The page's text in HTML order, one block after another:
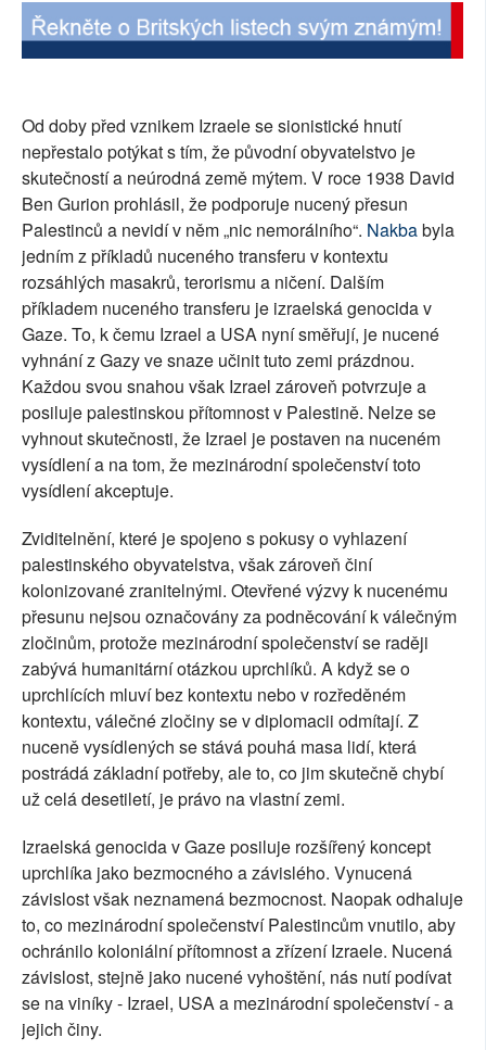
Od doby před vznikem Izraele se sionistické hnutí
nepřestalo potýkat s tím, že původní obyvatelstvo je
skutečností a neúrodná země mýtem. V roce 1938 David
Ben Gurion prohlásil, že podporuje nucený přesun
Palestinců a nevidí v něm „nic nemorálního“. Nakbabyla
jedním z příkladů nuceného transferu v kontextu
rozsáhlých masakrů, terorismu a ničení. Dalším
příkladem nuceného transferu je izraelská genocida v
Gaze. To, k čemu Izrael a USA nyní směřují, je nucené
vyhnání z Gazy ve snaze učinit tuto zemi prázdnou.
Každou svou snahou však Izrael zároveň potvrzuje a
posiluje palestinskou přítomnost v Palestině. Nelze se
vyhnout skutečnosti, že Izrael je postaven na nuceném
vysídlení a na tom, že mezinárodní společenství toto
vysídlení akceptuje.
Zviditelnění, které je spojeno s pokusy o vyhlazení
palestinského obyvatelstva, však zároveň činí
kolonizované zranitelnými. Otevřené výzvy k nucenému
přesunu nejsou označovány za podněcování k válečným
zločinům, protože mezinárodní společenství se raději
zabývá humanitární otázkou uprchlíků. A když se o
uprchlících mluví bez kontextu nebo v rozředěném
kontextu, válečné zločiny se v diplomacii odmítají. Z
nuceně vysídlených se stává pouhá masa lidí, která
postrádá základní potřeby, ale to, co jim skutečně chybí
už celá desetiletí, je právo na vlastní zemi.
Izraelská genocida v Gaze posiluje rozšířený koncept
uprchlíka jako bezmocného a závislého. Vynucená
závislost však neznamená bezmocnost. Naopak odhaluje
to, co mezinárodní společenství Palestincům vnutilo, aby
ochránilo koloniální přítomnost a zřízení Izraele. Nucená
závislost, stejně jako nucené vyhoštění, nás nutí podívat
se na viníky - Izrael, USA a mezinárodní společenství - a
jejich činy.